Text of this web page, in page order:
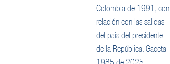
Colombia de 1991, con
relación con las salidas
del país del presidente
de la República. Gaceta